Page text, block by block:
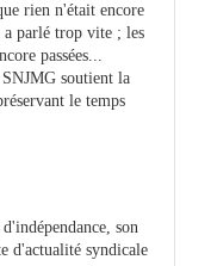
rien n'était encore
a parlé trop vite ; les
passées...
soutient la
le temps
son
d'actualité syndicale